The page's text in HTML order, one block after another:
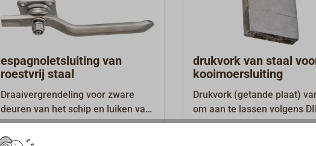
espagnoletsluiting van
roestvrij staal
Draaivergrendeling voor zware
deuren van het schip en luiken van
A2-roestvrij staal.De vergrendeling
vereist een deurdikte van 55 tot 60
drukvork van staal
kooimoersluiting
Drukvork (getande plaat)
om aan te lassen volgens
83407 vorm C.Geschikt voor